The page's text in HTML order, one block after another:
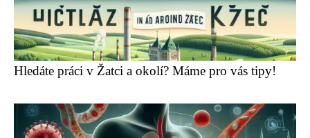
Hledáte práci v Žatci a okolí? Máme pro vás tipy!